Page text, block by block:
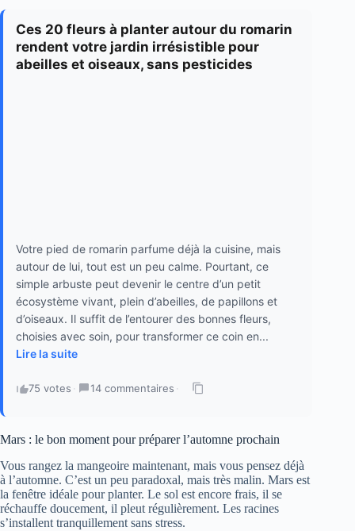
Ces 20 fleurs à planter autour du romarin
rendent votre jardin irrésistible pour
abeilles et oiseaux, sans pesticides
Votre pied de romarin parfume déjà la cuisine, mais
autour de lui, tout est un peu calme. Pourtant, ce
simple arbuste peut devenir le centre d’un petit
écosystème vivant, plein d’abeilles, de papillons et
d’oiseaux. Il suffit de l’entourer des bonnes fleurs,
choisies avec soin, pour transformer ce coin en...
Lire la suite
75 votes · 14 commentaires ·
Mars : le bon moment pour préparer l’automne prochain
Vous rangez la mangeoire maintenant, mais vous pensez déjà
à l’automne. C’est un peu paradoxal, mais très malin. Mars est
la fenêtre idéale pour planter. Le sol est encore frais, il se
réchauffe doucement, il pleut régulièrement. Les racines
s’installent tranquillement sans stress.